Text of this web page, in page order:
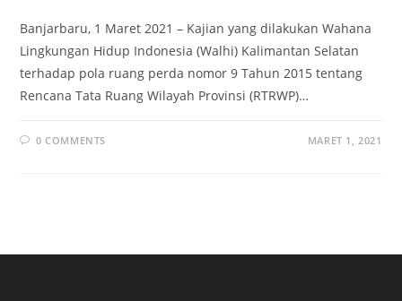
Banjarbaru, 1 Maret 2021 – Kajian yang dilakukan Wahana
Lingkungan Hidup Indonesia (Walhi) Kalimantan Selatan
terhadap pola ruang perda nomor 9 Tahun 2015 tentang
Rencana Tata Ruang Wilayah Provinsi (RTRWP)…
0 COMMENTS MARET 1, 2021